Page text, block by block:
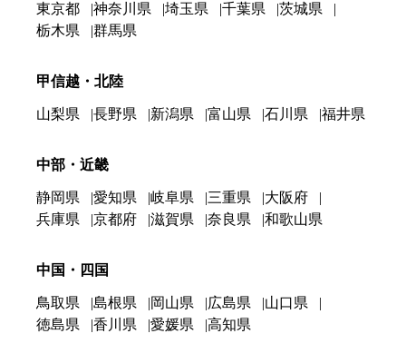
東京都 神奈川県 埼玉県 千葉県
茨城県
栃木県
群馬県
甲信越・北陸
山梨県 長野県 新潟県 富山県 石川県 福井県
中部・近畿
静岡県 愛知県 岐阜県 三重県
大阪府
兵庫県
京都府 滋賀県 奈良県 和歌山県
中国・四国
鳥取県 島根県 岡山県 広島県
山口県
徳島県
香川県 愛媛県 高知県